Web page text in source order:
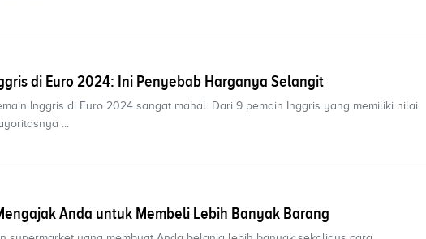
di Euro 2024: Ini Penyebab Harganya Selangit
Inggris di Euro 2024 sangat mahal. Dari 9 pemain Inggris yang memiliki nilai
...
Anda untuk Membeli Lebih Banyak Barang